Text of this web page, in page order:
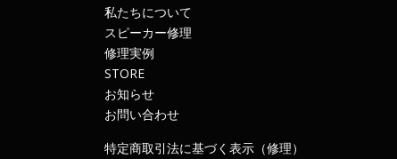
私たちについて
スピーカー修理
修理実例
STORE
お知らせ
お問い合わせ
特定商取引法に基づく表示（修理）